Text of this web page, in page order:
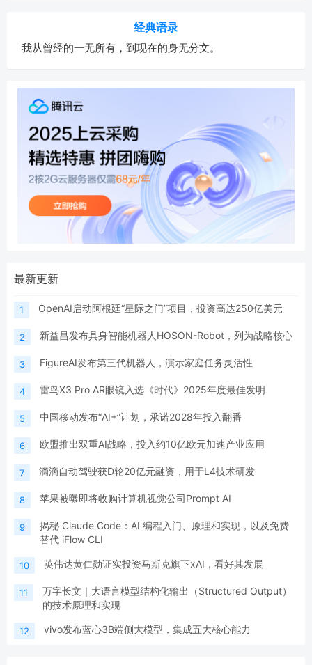
经典语录
我从曾经的一无所有，到现在的身无分文。
最新更新
1 OpenAI启动阿根廷“星际之门”项目，投资高达250亿美元
2 新益昌发布具身智能机器人HOSON-Robot，列为战略核心
3 FigureAI发布第三代机器人，演示家庭任务灵活性
4 雷鸟X3 Pro AR眼镜入选《时代》2025年度最佳发明
5 中国移动发布“AI+”计划，承诺2028年投入翻番
6 欧盟推出双重AI战略，投入约10亿欧元加速产业应用
7 滴滴自动驾驶获D轮20亿元融资，用于L4技术研发
8 苹果被曝即将收购计算机视觉公司Prompt AI
9
揭秘 Claude Code：AI 编程入门、原理和实现，以及免费
替代 iFlow CLI
10 英伟达黄仁勋证实投资马斯克旗下xAI，看好其发展
11
万字长文｜大语言模型结构化输出（Structured Output）
的技术原理和实现
12 vivo发布蓝心3B端侧大模型，集成五大核心能力